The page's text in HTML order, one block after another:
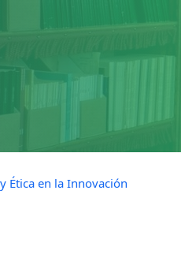
Ética en la Innovación